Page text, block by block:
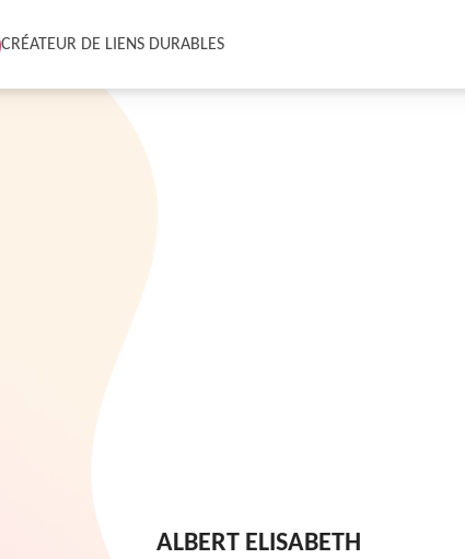
CRÉATEUR DE LIENS DURABLES
ALBERT ELISABETH